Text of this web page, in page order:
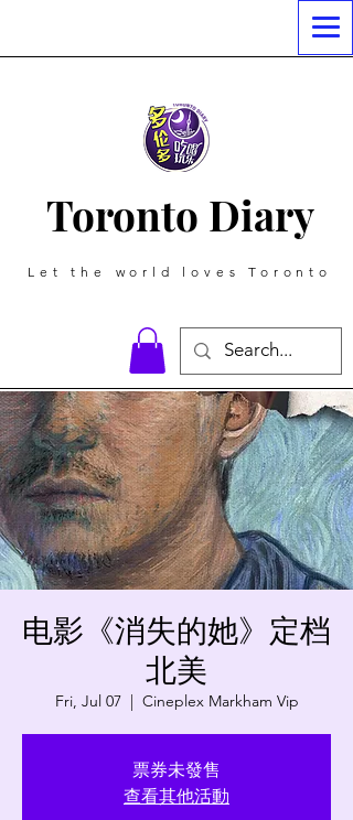
Toronto Diary
Let the world loves Toronto
电影《消失的她》定档
北美
Fri, Jul 07
  |
Cineplex Markham Vip
票券未發售
查看其他活動